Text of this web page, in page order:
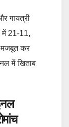
गायत्री
में 21-11,
मजबूत कर
में खिताब